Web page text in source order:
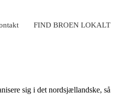
FIND BROEN LOKALT
sig i det nordsjællandske, så